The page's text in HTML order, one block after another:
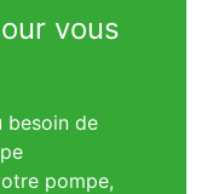
vous
besoin de
pompe,